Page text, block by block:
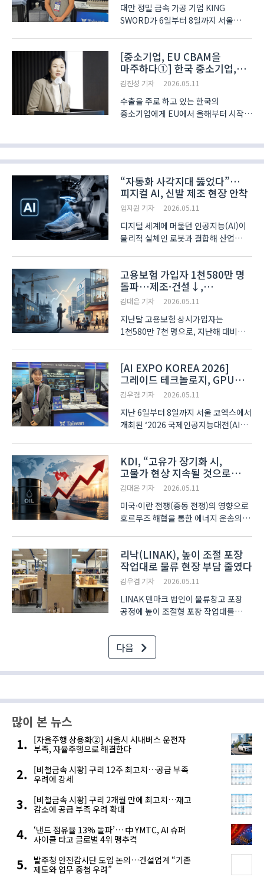
대만 정밀 금속 가공 기업 KING
SWORD가 6일부터 8일까지 서울
참가해 AI 서버용 수냉 배관과 반도체·
바이오 공정용 플렉시블 배관 솔루션을
소개했다. 주력 전시 제품인 ‘Ma..
[중소기업, EU CBAM을
마주하다①] 한국 중소기업,
EU CBAM에 어떻게 대응해야
김진성 기자 2026.05.11
수출을 주로 하고 있는 한국의
중소기업에게 EU에서 올해부터 시작한
영향을 미칠 것으로 전망된다. 친환경을
위한 조치이기는 하지만 한국의
중소기업에게 EU CBAM의 시행은..
“자동화 사각지대 뚫었다”…
피지컬 AI, 신발 제조 현장 안착
임지원 기자 2026.05.11
디지털 세계에 머물던 인공지능(AI)이
물리적 실체인 로봇과 결합해 산업
엔비디아(NVIDIA) 등 글로벌 기술
기업들이 ‘피지컬 AI’를 차세대 핵심
동력으로 지목한 이후..
고용보험 가입자 1천580만 명
돌파…제조·건설↓,
서비스업은 늘어
김대은 기자 2026.05.11
지난달 고용보험 상시가입자는
1천580만 7천 명으로, 지난해 대비
그러나 서비스업에서 28만 4천 명
늘어난 것과 대비해 제조업(-8천 명)과
건설업(-8.8천 명)은 감..
[AI EXPO KOREA 2026]
그레이드 테크놀로지, GPU
기반 데이터 보호 솔루션으로
김우겸 기자 2026.05.11
지난 6일부터 8일까지 서울 코엑스에서
개최된 ‘2026 국제인공지능대전(AI
Technology Inc.)가 대용량 데이터
처리 과정에서 발생하는 성능 저하
문제를 개선할 수 있는 기술을
선보였다. 인..
KDI, “고유가 장기화 시,
고물가 현상 지속될 것으로
보여”
김대은 기자 2026.05.11
미국·이란 전쟁(중동 전쟁)의 영향으로
호르무즈 해협을 통한 에너지 운송의
경우 경제 전반의 물가 상승 압력도
함께 상승할 우려가 있어, 물가 안정을
위한 정책 대응이..
리낙(LINAK), 높이 조절 포장
작업대로 물류 현장 부담 줄였다
김우겸 기자 2026.05.11
LINAK 덴마크 법인이 물류창고 포장
공정에 높이 조절형 포장 작업대를
인체공학 설계를 적용했다. 기존 완성형
제품 대신 현장 요구를 반영한 자체
설계 구조를 선택해 포장 작업 효율과
작업 환경을 함께 개선..
다음
많이 본 뉴스
[자율주행 상용화②] 서울시 시내버스 운전자
부족, 자율주행으로 해결한다
[비철금속 시황] 구리 12주 최고치…공급 부족
우려에 강세
[비철금속 시황] 구리 2개월 만에 최고치…재고
감소에 공급 부족 우려 확대
‘낸드 점유율 13% 돌파’… 中 YMTC, AI 슈퍼
사이클 타고 글로벌 4위 맹추격
발주청 안전감시단 도입 논의…건설업계 “기존
제도와 업무 중첩 우려”